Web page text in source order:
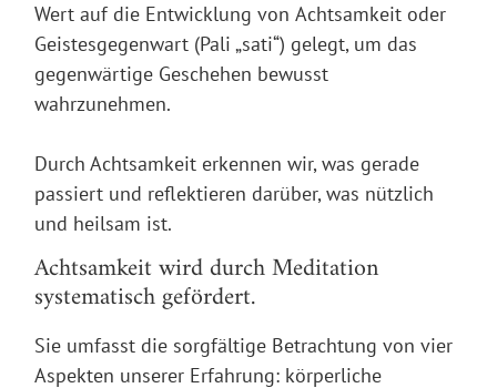
Wert auf die Entwicklung von Achtsamkeit oder
Geistesgegenwart (Pali „sati“) gelegt, um das
gegenwärtige Geschehen bewusst
wahrzunehmen.
Durch Achtsamkeit erkennen wir, was gerade
passiert und reflektieren darüber,was nützlich
und heilsam ist.
Achtsamkeit wird durch Meditation
systematisch gefördert.
Sie umfasst die sorgfältige Betrachtung von vier
Aspekten unserer Erfahrung: körperliche